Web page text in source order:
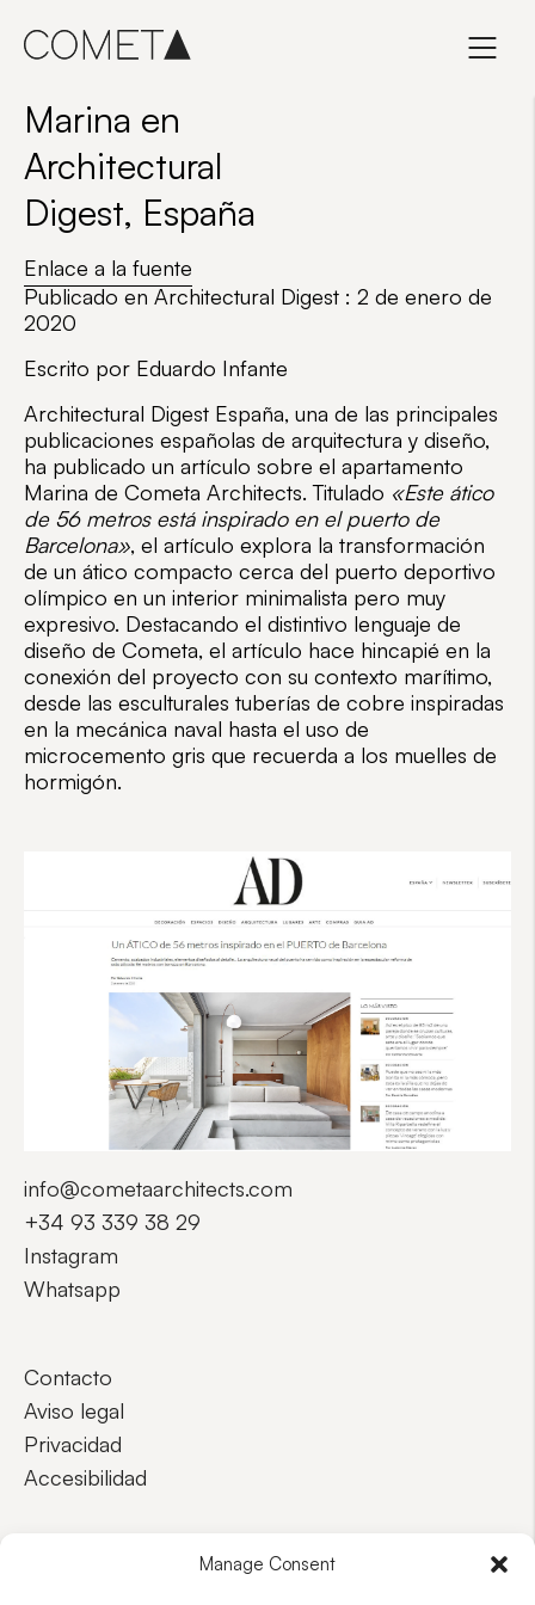
Manage Consent
Marina en
Architectural
Digest, España
Enlace a la fuente
Publicado en Architectural Digest : 2 de enero de
2020
Escrito por Eduardo Infante
Architectural Digest España, una de las principales
publicaciones españolas de arquitectura y diseño,
ha publicado un artículo sobre el apartamento
Marina de Cometa Architects. Titulado «Este ático
de 56 metros está inspirado en el puerto de
Barcelona», el artículo explora la transformación
de un ático compacto cerca del puerto deportivo
olímpico en un interior minimalista pero muy
expresivo. Destacando el distintivo lenguaje de
diseño de Cometa, el artículo hace hincapié en la
conexión del proyecto con su contexto marítimo,
desde las esculturales tuberías de cobre inspiradas
en la mecánica naval hasta el uso de
microcemento gris que recuerda a los muelles de
hormigón.
info@cometaarchitects.com
+34 93 339 38 29
Instagram
Whatsapp
Contacto
Aviso legal
Privacidad
Accesibilidad